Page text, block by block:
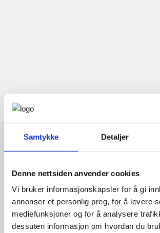
Samtykke Detaljer
Denne nettsiden anvender cookies
Vi bruker informasjonskapsler for å gi
annonser et personlig preg, for å levere
mediefunksjoner og for å analysere
dessuten informasjon om hvordan du